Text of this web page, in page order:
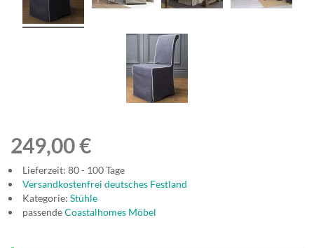
249,00 €
Lieferzeit: 80 - 100 Tage
Versandkostenfrei deutsches Festland
Kategorie: Stühle
passendeCoastalhomes Möbel